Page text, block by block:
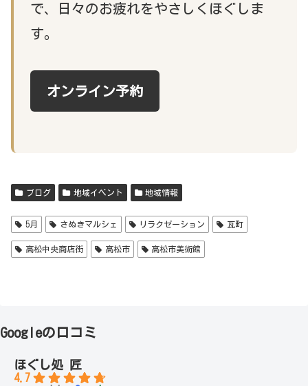
で、日々のお疲れをやさしくほぐしま
す。
オンライン予約
ブログ 地域イベント 地域情報
5月 さぬきマルシェ リラクゼーション 瓦町
高松中央商店街 高松市 高松市美術館
Googleの口コミ
ほぐし処 匠
4.7